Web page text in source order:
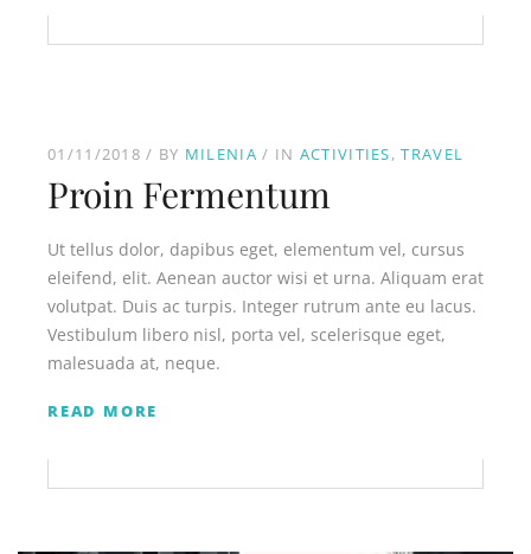
01/11/2018 BY MILENIA IN ACTIVITIES TRAVEL
Proin Fermentum
Ut tellus dolor, dapibus eget, elementum vel, cursus
eleifend, elit. Aenean auctor wisi et urna. Aliquam erat
volutpat. Duis ac turpis. Integer rutrum ante eu lacus.
Vestibulum libero nisl, porta vel, scelerisque eget,
malesuada at, neque.
READ MORE